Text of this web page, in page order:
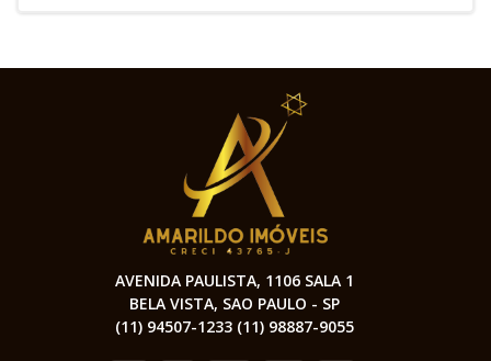
AVENIDA PAULISTA, 1106 SALA 1
BELA VISTA, SAO PAULO - SP
(11) 94507-1233 (11) 98887-9055